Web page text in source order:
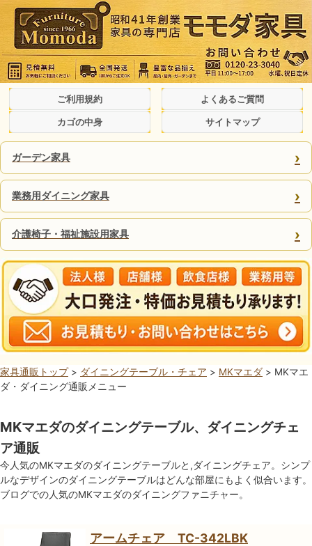
ご利用規約 よくあるご質問
カゴの中身 サイトマップ
ガーデン家具 ›
業務用ダイニング家具 ›
介護椅子・福祉施設用家具 ›
家具通販トップ> ダイニングテーブル・チェア > MKマエダ > MKマエ
ダ・ダイニング通販メニュー
MKマエダのダイニングテーブル、ダイニングチェ
ア通販
今人気のMKマエダのダイニングテーブルと,ダイニングチェア。シンプ
ルなデザインのダイニングテーブルはどんな部屋にもよく似合います。
ブログでの人気のMKマエダのダイニングファニチャー。
アームチェア TC-342LBK